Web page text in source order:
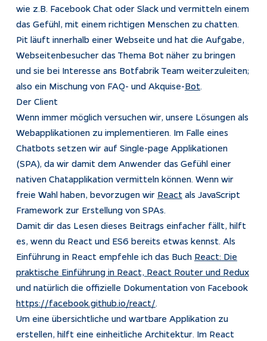
wie z.B. Facebook Chat oder Slack und vermitteln einem
das Gefühl, mit einem richtigen Menschen zu chatten.
Pit läuft innerhalb einer Webseite und hat die Aufgabe,
Webseitenbesucher das Thema Bot näher zu bringen
und sie bei Interesse ans Botfabrik Team weiterzuleiten;
also ein Mischung von FAQ- und Akquise-Bot.
Der Client
Wenn immer möglich versuchen wir, unsere Lösungen als
Webapplikationen zu implementieren. Im Falle eines
Chatbots setzen wir auf Single-page Applikationen
(SPA), da wir damit dem Anwender das Gefühl einer
nativen Chatapplikation vermitteln können. Wenn wir
freie Wahl haben, bevorzugen wir Reactals JavaScript
Framework zur Erstellung von SPAs.
Damit dir das Lesen dieses Beitrags einfacher fällt, hilft
es, wenn du React und ES6 bereits etwas kennst. Als
Einführung in React empfehle ich das Buch React: Die
praktische Einführung in React, React Router und Redux
und natürlich die offizielle Dokumentation von Facebook
https://facebook.github.io/react/.
Um eine übersichtliche und wartbare Applikation zu
erstellen, hilft eine einheitliche Architektur. Im React